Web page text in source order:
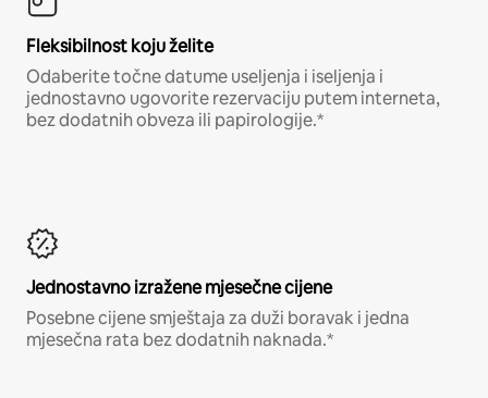
Fleksibilnost koju želite
Odaberite točne datume useljenja i iseljenja i
jednostavno ugovorite rezervaciju putem interneta,
bez dodatnih obveza ili papirologije.*
Jednostavno izražene mjesečne cijene
Posebne cijene smještaja za duži boravak i jedna
mjesečna rata bez dodatnih naknada.*